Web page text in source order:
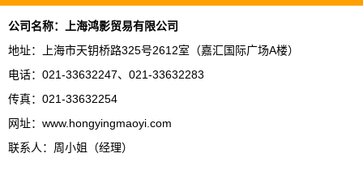
公司名称：上海鸿影贸易有限公司
地址：上海市天钥桥路325号2612室（嘉汇国际广场A楼）
电话：021-33632247、021-33632283
传真：021-33632254
网址：www.hongyingmaoyi.com
联系人：周小姐（经理）